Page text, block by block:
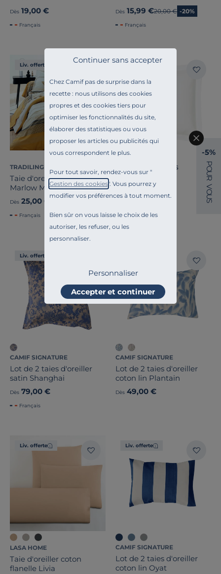
Chez Camif pas de surprise dans la
recette : nous utilisons des cookies
propres et des cookies tiers pour
optimiser les fonctionnalités du site,
élaborer des statistiques ou vous
proposer les articles ou publicités qui
vous correspondent le plus.
Pour tout savoir, rendez-vous sur "
Gestion des cookies". Vous pourrez y
modifier vos préférences à tout moment.
Bien sûr on vous laisse le choix de les
autoriser, les refuser, ou les
personnaliser.
Continuer sans accepter
Personnaliser
Accepter et continuer
Dès 19,00 €
Français
Dès 15,99 €Ancien prix
20,00 € -20%
Français
Liv. offerte
TRADILINGE
Taie d'oreiller percale
Marlow Miel
Dès 25,00 €
Français
Liv. offerte
BLANC DES VOSGES
Taie Satin
Français
Liv. offerte
CAMIF SIGNATURE
Lot de 2 taies d'oreiller
satin Shanghai
Dès 79,00 €
Français
CAMIF SIGNATURE
Lot de 2 taies d'oreiller
coton lin Plantain
Dès 49,00 €
Liv. offerte
LASA HOME
Taie d'oreiller coton
flanelle Livia
Liv. offerte
CAMIF SIGNATURE
Lot de 2 taies d'oreiller
coton lin Oyat
-5%
P
O
U
R
V
O
U
S